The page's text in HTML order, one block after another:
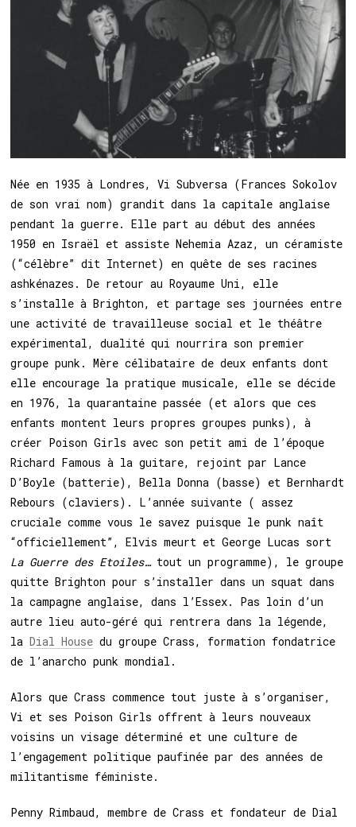
Née en 1935 à Londres, Vi Subversa (Frances Sokolov
de son vrai nom) grandit dans la capitale anglaise
pendant la guerre. Elle part au début des années
1950 en Israël et assiste Nehemia Azaz, un céramiste
(“célèbre” dit Internet) en quête de ses racines
ashkénazes. De retour au Royaume Uni, elle
s’installe à Brighton, et partage ses journées entre
une activité de travailleuse social et le théâtre
expérimental, dualité qui nourrira son premier
groupe punk. Mère célibataire de deux enfants dont
elle encourage la pratique musicale, elle se décide
en 1976, la quarantaine passée (et alors que ces
enfants montent leurs propres groupes punks), à
créer Poison Girls avec son petit ami de l’époque
Richard Famous à la guitare, rejoint par Lance
D’Boyle (batterie), Bella Donna (basse) et Bernhardt
Rebours (claviers). L’année suivante ( assez
cruciale comme vous le savez puisque le punk naît
“officiellement”, Elvis meurt et George Lucas sort
La Guerre des Etoiles… tout un programme), le groupe
quitte Brighton pour s’installer dans un squat dans
la campagne anglaise, dans l’Essex. Pas loin d’un
autre lieu auto-géré qui rentrera dans la légende,
laDial House du groupe Crass, formation fondatrice
de l’anarcho punk mondial.
Alors que Crass commence tout juste à s’organiser,
Vi et ses Poison Girls offrent à leurs nouveaux
voisins un visage déterminé et une culture de
l’engagement politique paufinée par des années de
militantisme féministe.
Penny Rimbaud, membre de Crass et fondateur de Dial